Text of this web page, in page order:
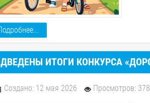
ИТОГИ КОНКУРСА
Создано: 12 мая 2026 Просмотров: 378